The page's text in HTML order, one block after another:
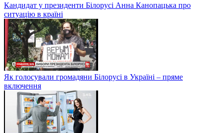
Кандидат у президенти Білорусі Анна Канопацька про
ситуацію в країні
Як голосували громадяни Білорусі в Україні – пряме
включення